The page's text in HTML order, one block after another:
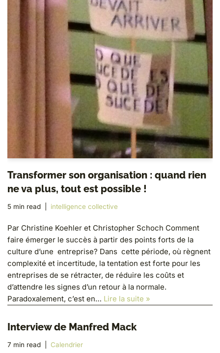
Transformer son organisation : quand rien
ne va plus, tout est possible !
5 min read intelligence collective
Par Christine Koehler et Christopher Schoch Comment
faire émerger le succès à partir des points forts de la
culture d’une entreprise? Dans cette période, où règnent
complexité et incertitude, la tentation est forte pour les
entreprises de se rétracter, de réduire les coûts et
d’attendre les signes d’un retour à la normale.
Paradoxalement, c’est en… Lire la suite »
Interview de Manfred Mack
7 min read Calendrier